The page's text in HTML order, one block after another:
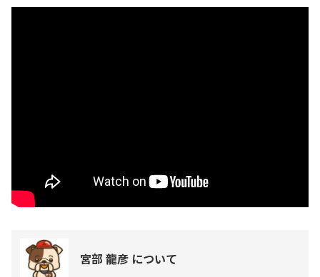
宮部 龍彦 について